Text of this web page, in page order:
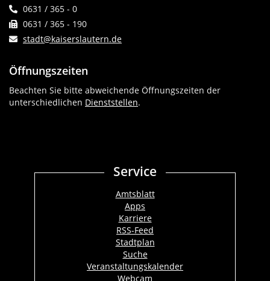
0631 / 365 - 0
0631 / 365 - 190
stadt@kaiserslautern.de
Öffnungszeiten
Beachten Sie bitte abweichende Öffnungszeiten der
unterschiedlichen Dienststellen.
Service
Amtsblatt
Apps
Karriere
RSS-Feed
Stadtplan
Suche
Veranstaltungskalender
Webcam